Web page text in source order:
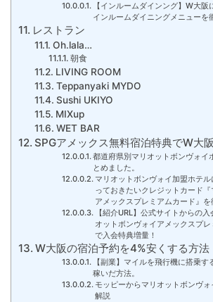
【インルームダインング】W大阪
インルームダイニングメニューを
レストラン
Oh.lala…
朝食
LIVING ROOM
Teppanyaki MYDO
Sushi UKIYO
MIXup
WET BAR
SPGアメックス無料宿泊特典でW大
都道府県別マリオットボンヴォイ
とめました。
マリオットボンヴォイ加盟ホテ
っておきたいクレジットカード
アメックスプレミアムカード』を
【紹介URL】公式サイトからの
オットボンヴォイアメックスプ
で入会特典増量！
W大阪の宿泊予約を4%安くする方法
【副業】マイルを飛行機に搭乗
稼いだ方法。
モッピーからマリオットボンヴ
解説